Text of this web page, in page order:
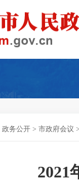
政务公开 > 市政府会议 >
2021